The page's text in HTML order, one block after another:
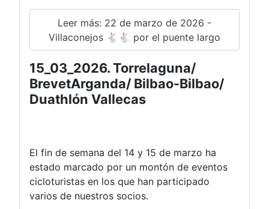
Leer más: 22 de marzo de 2026 -
Villaconejos 🐇🐇 por el puente largo
15_03_2026. Torrelaguna/
BrevetArganda/ Bilbao-Bilbao/
Duathlón Vallecas
El fin de semana del 14 y 15 de marzo ha
estado marcado por un montón de eventos
cicloturistas en los que han participado
varios de nuestros socios.